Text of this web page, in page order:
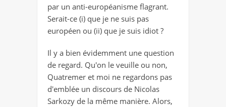
par un anti-européanisme flagrant.
Serait-ce (i) que je ne suis pas
européen ou (ii) que je suis idiot ?
Il y a bien évidemment une question
de regard. Qu'on le veuille ou non,
Quatremer et moi ne regardons pas
d'emblée un discours de Nicolas
Sarkozy de la même manière. Alors,